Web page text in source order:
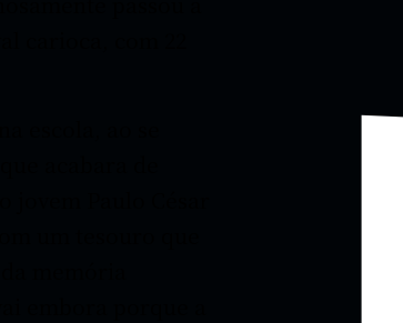
carioca, com 22
escola, ao se
acabara de
Paulo César
um tesouro que
memória
embora porque a